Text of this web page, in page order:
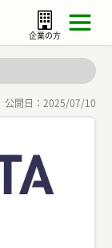
企業の方
公開日： 2025/07/10